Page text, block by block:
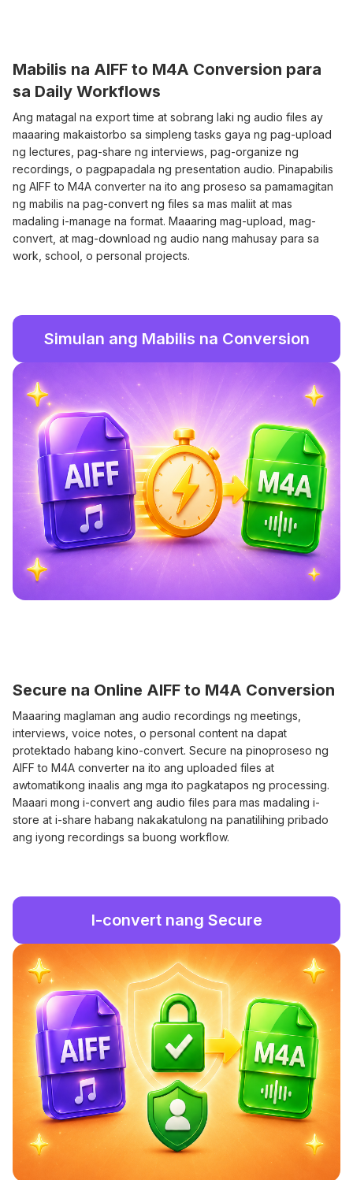
Mabilis na AIFF to M4A Conversion para
sa Daily Workflows
Ang matagal na export time at sobrang laki ng audio files ay
maaaring makaistorbo sa simpleng tasks gaya ng pag-upload
ng lectures, pag-share ng interviews, pag-organize ng
recordings, o pagpapadala ng presentation audio. Pinapabilis
ng AIFF to M4A converter na ito ang proseso sa pamamagitan
ng mabilis na pag-convert ng files sa mas maliit at mas
madaling i-manage na format. Maaaring mag-upload, mag-
convert, at mag-download ng audio nang mahusay para sa
work, school, o personal projects.
Simulan ang Mabilis na Conversion
Secure na Online AIFF to M4A Conversion
Maaaring maglaman ang audio recordings ng meetings,
interviews, voice notes, o personal content na dapat
protektado habang kino-convert. Secure na pinoproseso ng
AIFF to M4A converter na ito ang uploaded files at
awtomatikong inaalis ang mga ito pagkatapos ng processing.
Maaari mong i-convert ang audio files para mas madaling i-
store at i-share habang nakakatulong na panatilihing pribado
ang iyong recordings sa buong workflow.
I-convert nang Secure